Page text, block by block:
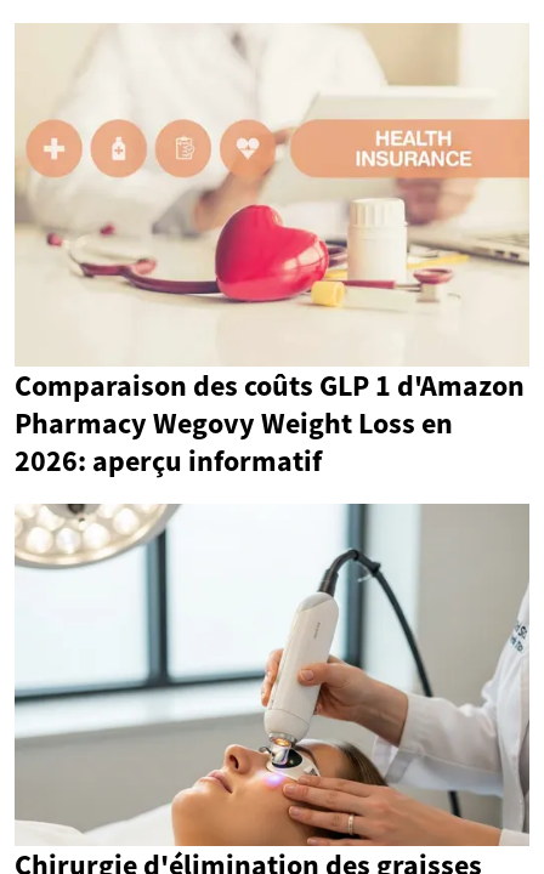
Comparaison des coûts GLP 1 d'Amazon
Pharmacy Wegovy Weight Loss en
2026: aperçu informatif
Chirurgie d'élimination des graisses